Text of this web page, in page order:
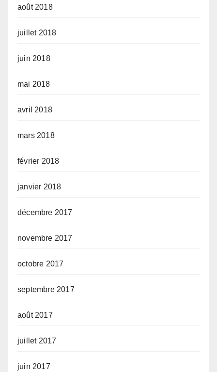
août 2018
juillet 2018
juin 2018
mai 2018
avril 2018
mars 2018
février 2018
janvier 2018
décembre 2017
novembre 2017
octobre 2017
septembre 2017
août 2017
juillet 2017
juin 2017